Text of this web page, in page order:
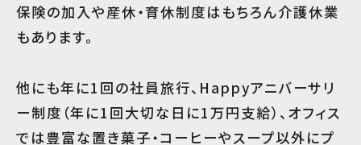
保険の加入や産休・育休制度はもちろん介護休業
もあります。
他にも年に1回の社員旅行、Happyアニバーサリ
ー制度（年に1回大切な日に1万円支給）、オフィス
では豊富な置き菓子・コーヒーやスープ以外にプ